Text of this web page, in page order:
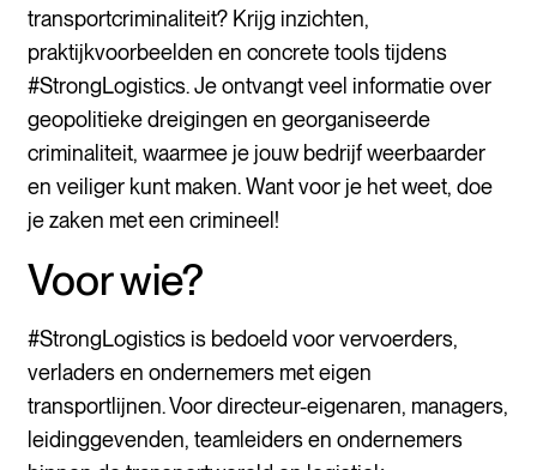
transportcriminaliteit? Krijg inzichten,
praktijkvoorbeelden en concrete tools tijdens
#StrongLogistics. Je ontvangt veel informatie over
geopolitieke dreigingen en georganiseerde
criminaliteit, waarmee je jouw bedrijf weerbaarder
en veiliger kunt maken. Want voor je het weet, doe
je zaken met een crimineel!
Voor wie?
#StrongLogistics is bedoeld voor vervoerders,
verladers en ondernemers met eigen
transportlijnen. Voor directeur-eigenaren, managers,
leidinggevenden, teamleiders en ondernemers